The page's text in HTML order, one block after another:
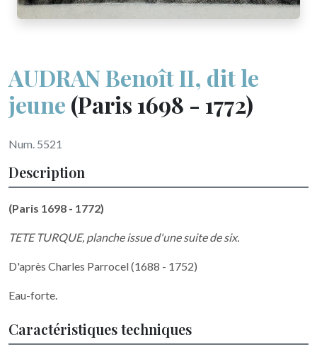
AUDRAN Benoît II, dit le
jeune (Paris 1698 - 1772)
Num. 5521
Description
(Paris 1698 - 1772)
TETE TURQUE, planche issue d'une suite de six.
D'après Charles Parrocel (1688 - 1752)
Eau-forte.
Caractéristiques techniques